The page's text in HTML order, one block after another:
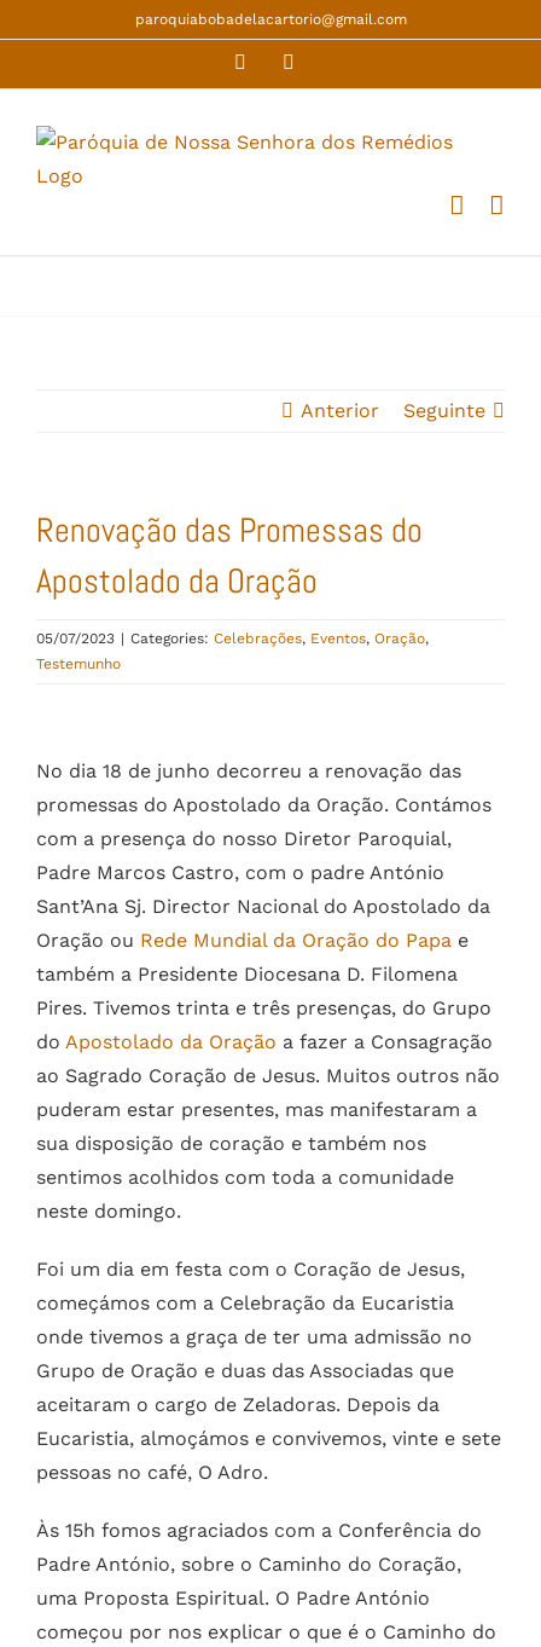
content
paroquiabobadelacartorio@gmail.com
Facebook
Anterior Seguinte
Renovação das Promessas do
Apostolado da Oração
05/07/2023 | Categories: Celebrações, Eventos, Oração,
Testemunho
Larger
Image
No dia 18 de junho decorreu a renovação das
promessas do Apostolado da Oração. Contámos
com a presença do nosso Diretor Paroquial,
Padre Marcos Castro, com o padre António
Sant’Ana Sj. Director Nacional do Apostolado da
Oração ou Rede Mundial da Oração do Papae
também a Presidente Diocesana D. Filomena
Pires. Tivemos trinta e três presenças, do Grupo
do Apostolado da Oração a fazer a Consagração
ao Sagrado Coração de Jesus. Muitos outros não
puderam estar presentes, mas manifestaram a
sua disposição de coração e também nos
sentimos acolhidos com toda a comunidade
neste domingo.
Foi um dia em festa com o Coração de Jesus,
começámos com a Celebração da Eucaristia
onde tivemos a graça de ter uma admissão no
Grupo de Oração e duas das Associadas que
aceitaram o cargo de Zeladoras. Depois da
Eucaristia, almoçámos e convivemos, vinte e sete
pessoas no café, O Adro.
Às 15h fomos agraciados com a Conferência do
Padre António, sobre o Caminho do Coração,
uma Proposta Espiritual. O Padre António
começou por nos explicar o que é o Caminho do